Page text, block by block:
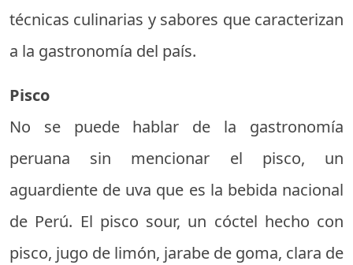
técnicas culinarias y sabores que caracterizan
a la gastronomía del país.
Pisco
No se puede hablar de la gastronomía
peruana sin mencionar el pisco, un
aguardiente de uva que es la bebida nacional
de Perú. El pisco sour, un cóctel hecho con
pisco, jugo de limón, jarabe de goma, clara de